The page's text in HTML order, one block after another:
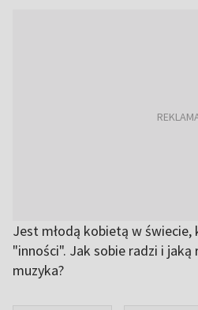
Jest młodą kobietą w
"inności". Jak sobie radzi i jaką
muzyka?